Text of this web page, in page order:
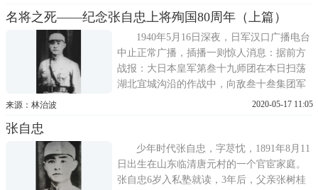
员、手枪营和七十四师主要干部集合起来，
对大家说：我们已陷入敌人的重围，情况是
相当吃紧了，不过隻要不离开队伍
名将之死——纪念张自忠上将殉国80周年（上篇）
1940年5月16日深夜，日军汉口广播电台
中止正常广播，插播一则惊人消息：据前方
战报：大日本皇军第叁十九师团在本日扫荡
湖北宜城沟沿的作战中，向敌叁十叁集团军
总部发动了决定性打击而将其消灭。在遗尸
军用地图，收到极大战果。张自忠总司令，
字荩忱，卢沟桥事件爆发时，是
来源：林治波 2020-05-17 11:05
张自忠
少年时代张自忠，字荩忱，1891年8月11
日出生在山东临清唐元村的一个官宦家庭。
张自忠6岁入私塾就读，3年后，父亲张树桂